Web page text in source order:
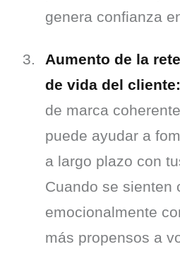
genera confianza
Aumento de la
de vida del cliente:
de marca
puede ayudar a
a largo plazo con
Cuando se sienten
emocionalmente
más propensos a